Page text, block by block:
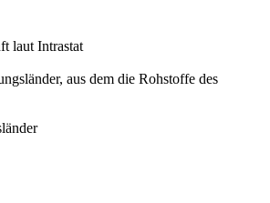
laut Intrastat
aus dem die Rohstoffe des